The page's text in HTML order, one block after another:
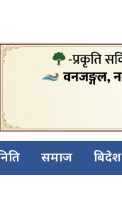
समाज बिदेश